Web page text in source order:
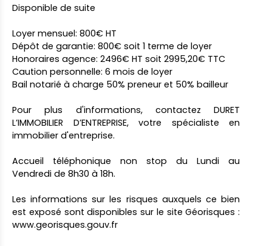
Disponible de suite
Loyer mensuel: 800€ HT
Dépôt de garantie: 800€ soit 1 terme de loyer
Honoraires agence: 2496€ HT soit 2995,20€ TTC
Caution personnelle: 6 mois de loyer
Bail notarié à charge 50% preneur et 50% bailleur
Pour plus d'informations, contactez DURET
L’IMMOBILIER D’ENTREPRISE, votre spécialiste en
immobilier d'entreprise.
Accueil téléphonique non stop du Lundi au
Vendredi de 8h30 à 18h.
Les informations sur les risques auxquels ce bien
est exposé sont disponibles sur le site Géorisques :
www.georisques.gouv.fr